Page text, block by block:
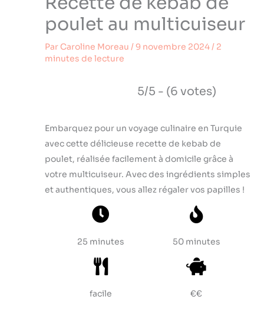
poulet au multicuiseur
Par Caroline Moreau /9 novembre 2024/ 2
minutes de lecture
5/5 - (6 votes)
Embarquez pour un voyage culinaire en Turquie
avec cette délicieuse recette de kebab de
poulet, réalisée facilement à domicile grâce à
votre multicuiseur. Avec des ingrédients simples
et authentiques, vous allez régaler vos papilles !
25 minutes 50 minutes
facile €€